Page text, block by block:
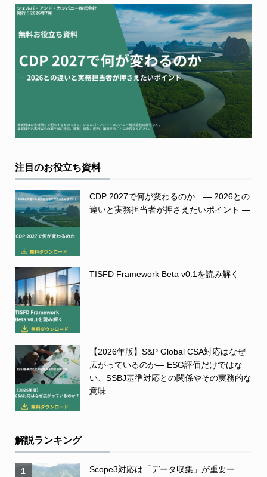
注目のお役立ち資料
CDP 2027で何が変わるのか ― 2026との
違いと実務担当者が押さえたいポイント ―
TISFD Framework Beta v0.1を読み解く
【2026年版】S&P Global CSA対応はなぜ
広がっているのか― ESG評価だけではな
い、SSBJ基準対応との関係やその実務的な
意味 ―
解説ランキング
1
Scope3対応は「データ収集」が重要ー